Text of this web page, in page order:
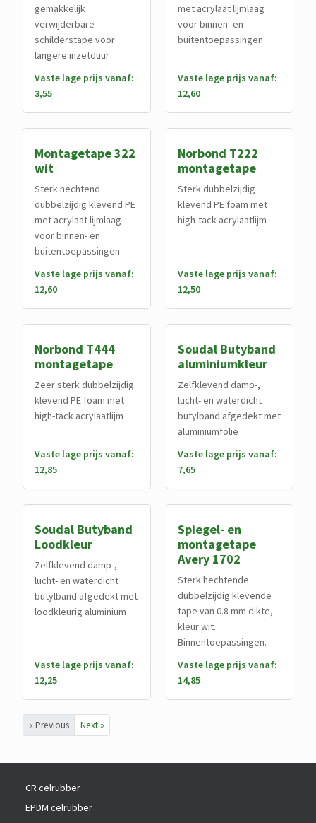
gemakkelijk
verwijderbare
schilderstape voor
langere inzetduur
Vaste lage prijs vanaf:
3,55
met acrylaat lijmlaag
voor binnen- en
buitentoepassingen
Vaste lage prijs vanaf:
12,60
Montagetape 322
wit
Sterk hechtend
dubbelzijdig klevend PE
met acrylaat lijmlaag
voor binnen- en
buitentoepassingen
Vaste lage prijs vanaf:
12,60
Norbond T222
montagetape
Sterk dubbelzijdig
klevend PE foam met
high-tack acrylaatlijm
Vaste lage prijs vanaf:
12,50
Norbond T444
montagetape
Zeer sterk dubbelzijdig
klevend PE foam met
high-tack acrylaatlijm
Vaste lage prijs vanaf:
12,85
Soudal Butyband
aluminiumkleur
Zelfklevend damp-,
lucht- en waterdicht
butylband afgedekt met
aluminiumfolie
Vaste lage prijs vanaf:
7,65
Soudal Butyband
Loodkleur
Zelfklevend damp-,
lucht- en waterdicht
butylband afgedekt met
loodkleurig aluminium
Vaste lage prijs vanaf:
12,25
Spiegel- en
montagetape
Avery 1702
Sterk hechtende
dubbelzijdig klevende
tape van 0.8 mm dikte,
kleur wit.
Binnentoepassingen.
Vaste lage prijs vanaf:
14,85
« Previous Next »
CR celrubber
EPDM celrubber